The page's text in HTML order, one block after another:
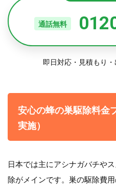
通話無料
即日対応・見積もり
安心の蜂の巣駆除料金
実施）
日本では主にアシナガバチや
除がメインです。巣の駆除費